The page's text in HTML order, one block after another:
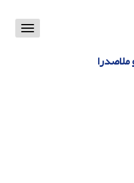
Toggle
ملاصدرا